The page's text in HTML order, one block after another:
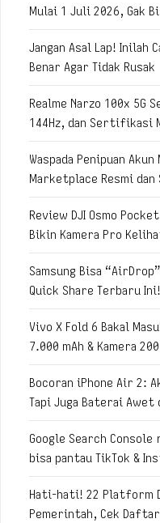
Mulai 1 Juli 2026, Gak
Jangan Asal Lap! Inilah
Benar Agar Tidak Rusak
Realme Narzo 100x 5G
144Hz, dan Sertifikasi
Waspada Penipuan
Marketplace Resmi dan
Review DJI Osmo
Bikin Kamera Pro
Samsung Bisa
Quick Share Terbaru Ini!
Vivo X Fold 6 Bakal
7.000 mAh & Kamera
Bocoran iPhone Air 2:
Tapi Juga Baterai Awet
Google Search
bisa pantau TikTok &
Hati-hati! 22 Platform
Pemerintah, Cek